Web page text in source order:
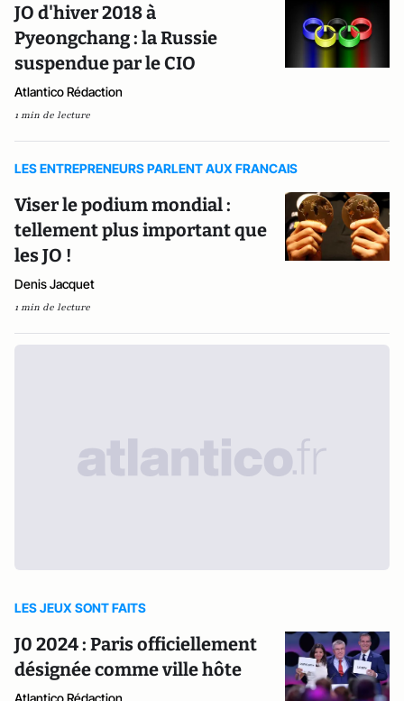
JO d'hiver 2018 à
Pyeongchang : la Russie
suspendue par le CIO
Atlantico Rédaction
1 min de lecture
LES ENTREPRENEURS PARLENT AUX FRANCAIS
Viser le podium mondial :
tellement plus important que
les JO !
Denis Jacquet
1 min de lecture
LES JEUX SONT FAITS
J0 2024 : Paris officiellement
désignée comme ville hôte
Atlantico Rédaction